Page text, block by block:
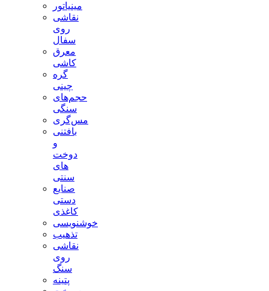
مینیاتور
نقاشی
روی
سفال
معرق
کاشی
گره
چینی
حجم‌های
سنگی
مس‌گری
بافتنی‌
و
دوخت
های
سنتی
صنایع
دستی
کاغذی
خوشنویسی
تذهیب
نقاشی
روی
سنگ
پتینه